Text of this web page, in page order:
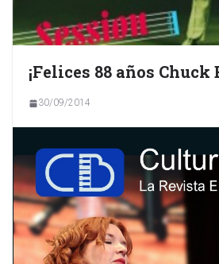
¡Felices 88 años Chuck
30/09/2014